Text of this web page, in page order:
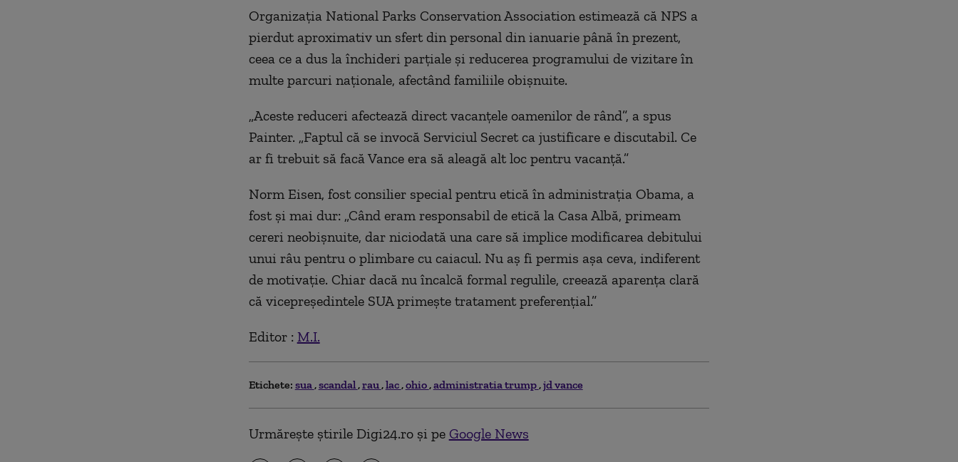
Organizația National Parks Conservation Association estimează că NPS a
pierdut aproximativ un sfert din personal din ianuarie până în prezent,
ceea ce a dus la închideri parțiale și reducerea programului de vizitare în
multe parcuri naționale, afectând familiile obișnuite.
„Aceste reduceri afectează direct vacanțele oamenilor de rând”, a spus
Painter. „Faptul că se invocă Serviciul Secret ca justificare e discutabil. Ce
ar fi trebuit să facă Vance era să aleagă alt loc pentru vacanță.”
Norm Eisen, fost consilier special pentru etică în administrația Obama, a
fost și mai dur: „Când eram responsabil de etică la Casa Albă, primeam
cereri neobișnuite, dar niciodată una care să implice modificarea debitului
unui râu pentru o plimbare cu caiacul. Nu aș fi permis așa ceva, indiferent
de motivație. Chiar dacă nu încalcă formal regulile, creează aparența clară
că vicepreședintele SUA primește tratament preferențial.”
Editor : M.I.
Etichete: sua scandal rau lac ohio administratia trump jd vance
Urmărește știrile Digi24.ro și pe Google News